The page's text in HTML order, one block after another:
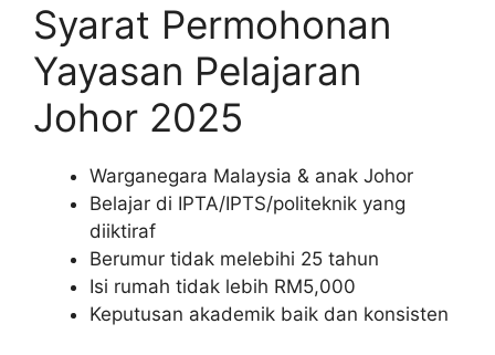
Syarat Permohonan
Yayasan Pelajaran
Johor 2025
Warganegara Malaysia & anak Johor
Belajar di IPTA/IPTS/politeknik yang
diiktiraf
Berumur tidak melebihi 25 tahun
Isi rumah tidak lebih RM5,000
Keputusan akademik baik dan konsisten